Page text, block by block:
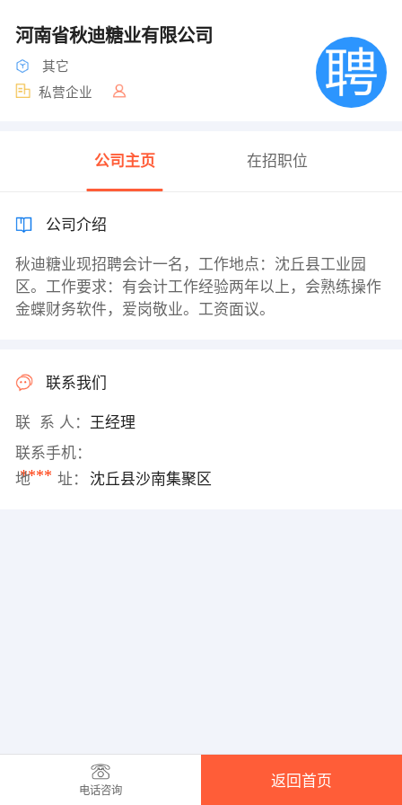
河南省秋迪糖业有限公司
其它
私营企业
公司主页 在招职位
公司介绍
秋迪糖业现招聘会计一名，工作地点：沈丘县工业园
区。工作要求：有会计工作经验两年以上，会熟练操作
金蝶财务软件，爱岗敬业。工资面议。
联系我们
联 系 人： 王经理
联系手机：
****
地 址： 沈丘县沙南集聚区
电话咨询
返回首页